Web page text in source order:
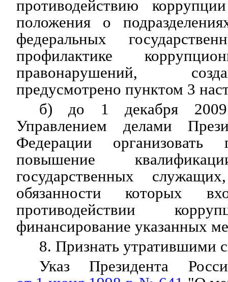
противодействию
положения о
федеральных
профилактике
правонарушений,
предусмотрено пунктом 3
б) до 1 декабря
Управлением делами
Федерации организовать
повышение
государственных
обязанности которых
противодействии
финансирование указанных
8. Признать утратившими
Указ Президента